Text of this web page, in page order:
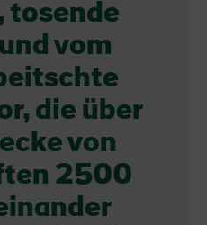
tosende
vom
die über
von
2500